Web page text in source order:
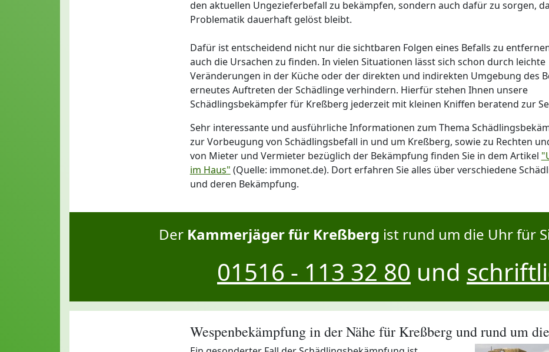
den aktuellen Ungezieferbefall zu bekämpfen, sondern auch dafür zu sorgen,
Problematik dauerhaft gelöst bleibt.
Dafür ist entscheidend nicht nur die sichtbaren Folgen eines Befalls zu
auch die Ursachen zu finden. In vielen Situationen lässt sich schon durch leichte
Veränderungen in der Küche oder der direkten und indirekten Umgebung des
erneutes Auftreten der Schädlinge verhindern. Hierfür stehen Ihnen unsere
Schädlingsbekämpfer für Kreßberg jederzeit mit kleinen Kniffen beratend zur
Sehr interessante und ausführliche Informationen zum Thema
zur Vorbeugung von Schädlingsbefall in und um Kreßberg, sowie zu Rechten
von Mieter und Vermieter bezüglich der Bekämpfung finden Sie in dem Artikel
im Haus" (Quelle: immonet.de). Dort erfahren Sie alles über verschiedene
und deren Bekämpfung.
Der Kammerjäger für Kreßberg ist rund um die Uhr für
01516 - 113 32 80 und
Wespenbekämpfung in der Nähe für Kreßberg und rund um